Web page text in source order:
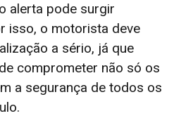
alerta pode surgir
isso, o motorista deve
a sério, já que
comprometer não só os
a segurança de todos os